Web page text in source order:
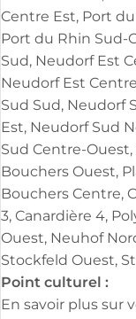
Centre Est, Port
Port du Rhin Sud-
Sud, Neudorf Est
Neudorf Est
Sud Sud, Neudorf
Est, Neudorf Sud
Sud Centre-
Bouchers Ouest,
Bouchers Centre,
3, Canardière 4,
Ouest, Neuhof
Stockfeld Ouest,
Point culturel :
En savoir plus sur